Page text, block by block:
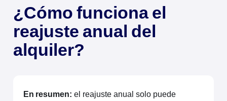
¿Cómo funciona el
reajuste anual del
alquiler?
En resumen: el reajuste anual solo puede